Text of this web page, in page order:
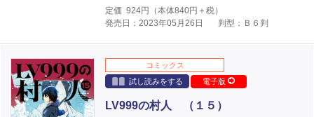
定価 924円（本体840円＋税）
発売日：2023年05月26日
判型：Ｂ６判
コミックス
試し読みをする
電子版
LV999の村人 （１５）